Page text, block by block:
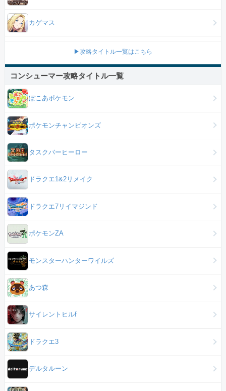
カゲマス
▶攻略タイトル一覧はこちら
コンシューマー攻略タイトル一覧
ぽこあポケモン
ポケモンチャンピオンズ
タスクバーヒーロー
ドラクエ1&2リメイク
ドラクエ7リイマジンド
ポケモンZA
モンスターハンターワイルズ
あつ森
サイレントヒルf
ドラクエ3
デルタルーン